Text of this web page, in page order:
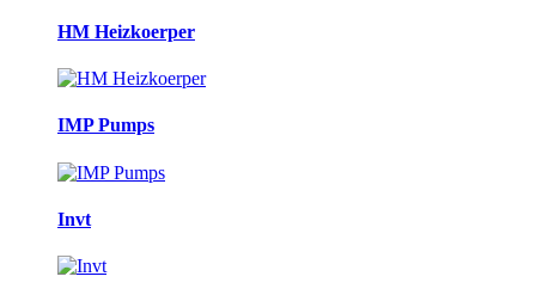
HM Heizkoerper
IMP Pumps
Invt